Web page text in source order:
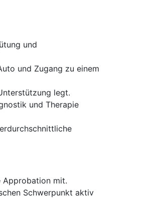
und
und Zugang zu einem
legt.
und Therapie
Approbation mit.
Schwerpunkt aktiv